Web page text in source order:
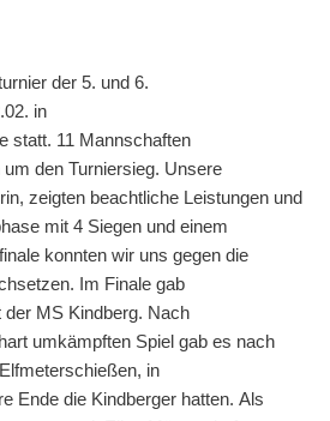
der 5. und 6.
in
statt. 11 Mannschaften
den Turniersieg. Unsere
zeigten beachtliche Leistungen und
mit 4 Siegen und einem
konnten wir uns gegen die
Im Finale gab
MS Kindberg. Nach
umkämpften Spiel gab es nach
in
Ende die Kindberger hatten. Als